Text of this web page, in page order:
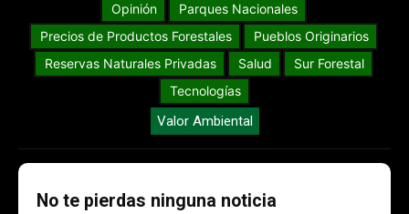
Opinión
Parques Nacionales
Precios de Productos Forestales
Pueblos Originarios
Reservas Naturales Privadas
Salud
Sur Forestal
Tecnologías
Valor Ambiental
No te pierdas ninguna noticia